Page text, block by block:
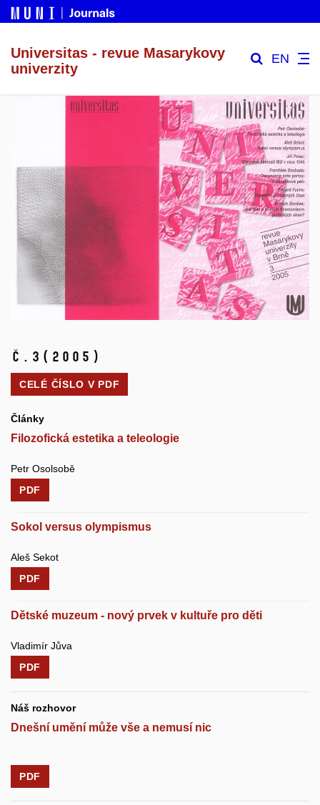
Universitas - revue Masarykovy
univerzity
EN
č.3 (2005)
CELÉ ČÍSLO V PDF
Články
Filozofická estetika a teleologie
Petr Osolsobě
PDF
Sokol versus olympismus
Aleš Sekot
PDF
Dětské muzeum - nový prvek v kultuře pro děti
Vladimír Jůva
PDF
Náš rozhovor
Dnešní umění může vše a nemusí nic
PDF